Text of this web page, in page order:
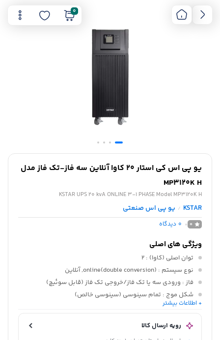
0
یو پی اس کی استار 20 کاوا آنلاین سه فاز-تک فاز مدل
MP3120K H
KSTAR UPS 20 kvA ONLINE 3-1 PHASE Model MP3120K H
KSTAR
/ یو پی اس صنعتی
0
0 دیدگاه
ویژگی های اصلی
توان اصلی (کاوا) : 2
نوع سیستم : (double conversion)online, آنلاین
فاز : ورودی سه یا تک فاز/خروجی تک فاز (قابل سوئیچ)
شکل موج : تمام سینوسی (سینوسی خالص)
ولتاژ ورودی
+ اطلاعات بیشتر
رویه ارسال کالا